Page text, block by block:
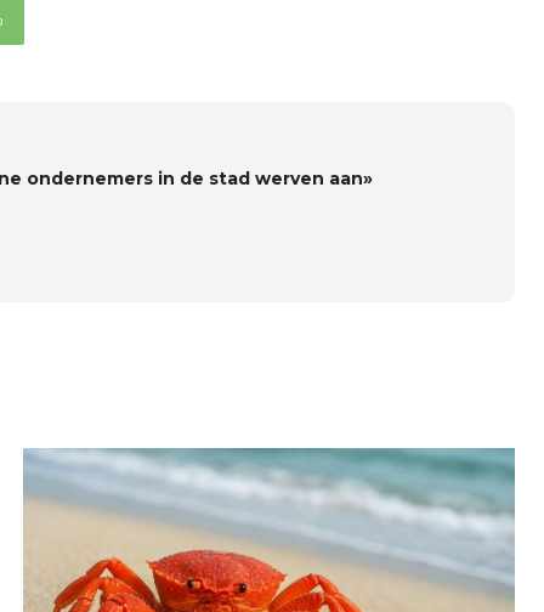
ondernemers in de stad werven aan»